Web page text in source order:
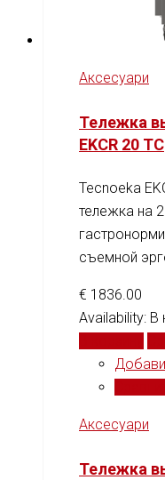
Аксесуари
Тележка
EKCR 20 TC
Tecnoeka
тележка на
съемной
€ 1836.00
Availability: В
Аксесуари
Тележка